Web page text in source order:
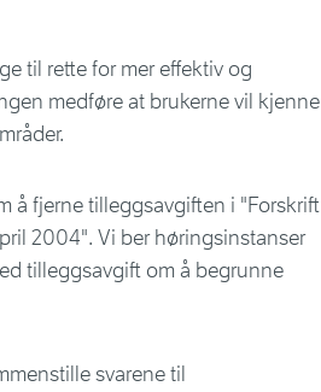
til rette for mer effektiv og
medføre at brukerne vil kjenne
å fjerne tilleggsavgiften i "Forskrift
2004". Vi ber høringsinstanser
tilleggsavgift om å begrunne
svarene til